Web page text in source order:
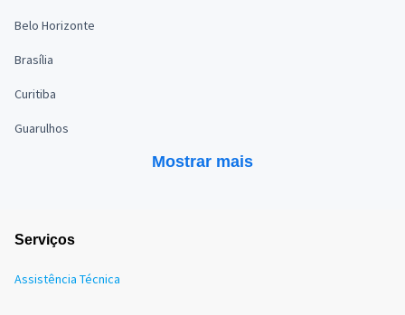
Belo Horizonte
Brasília
Curitiba
Guarulhos
Mostrar mais
Serviços
Assistência Técnica